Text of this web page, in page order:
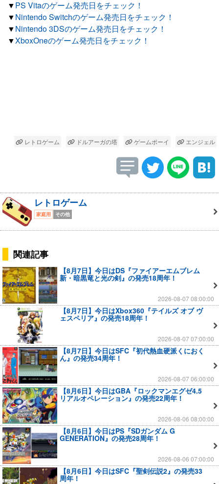
▼PS Vitaのゲーム発売日をチェック！
▼Nintendo Switchのゲーム発売日をチェック！
▼Nintendo 3DSのゲーム発売日をチェック！
▼XboxOneのゲーム発売日をチェック！
レトロゲーム ドルアーガの塔 ゲームボーイ エンジェル
レトロゲーム
家庭用 その他
関連記事
【8月7日】今日はDS『ファイアーエムブレム
新・暗黒竜と光の剣』の発売18周年！
2026-08-07 08:00:00
【8月7日】今日はXbox360『テイルズ オブ ヴ
ェスペリア』の発売18周年！
2026-08-07 07:00:00
【8月7日】今日はSFC『初代熱血硬派くにおく
ん』の発売34周年！
2026-08-07 06:00:00
【8月6日】今日はGBA『ロックマンエグゼ4.5
リアルオペレーション』の発売22周年！
2026-08-06 08:00:00
【8月6日】今日はPS『SDガンダム G
GENERATION』の発売28周年！
2026-08-06 07:00:00
【8月6日】今日はSFC『聖剣伝説2』の発売33
周年！